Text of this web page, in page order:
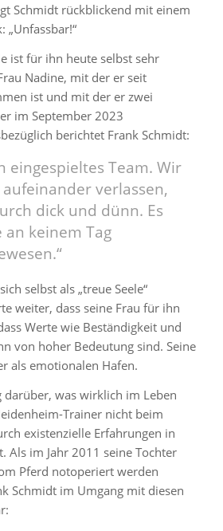
Schmidt rückblickend mit einem
„Unfassbar!“
ist für ihn heute selbst sehr
Nadine, mit der er seit
ist und mit der er zwei
im September 2023
berichtet Frank Schmidt:
eingespieltes Team. Wir
verlassen,
dick und dünn. Es
keinem Tag
selbst als „treue Seele“
weiter, dass seine Frau für ihn
Werte wie Beständigkeit und
von hoher Bedeutung sind. Seine
als emotionalen Hafen.
darüber, was wirklich im Leben
Trainer nicht beim
existenzielle Erfahrungen in
Als im Jahr 2011 seine Tochter
Pferd notoperiert werden
Schmidt im Umgang mit diesen